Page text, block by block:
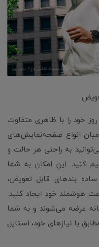
خود را با ظاهری متفاوت
انواع صفحه‌نمایش‌های
به راحتی هر حالت و
کنید. این امکان به شما
بندهای قابل تعویض،
هوشمند خود ایجاد کنید.
عرضه می‌شوند و به شما
با نیازهای خود، استایل